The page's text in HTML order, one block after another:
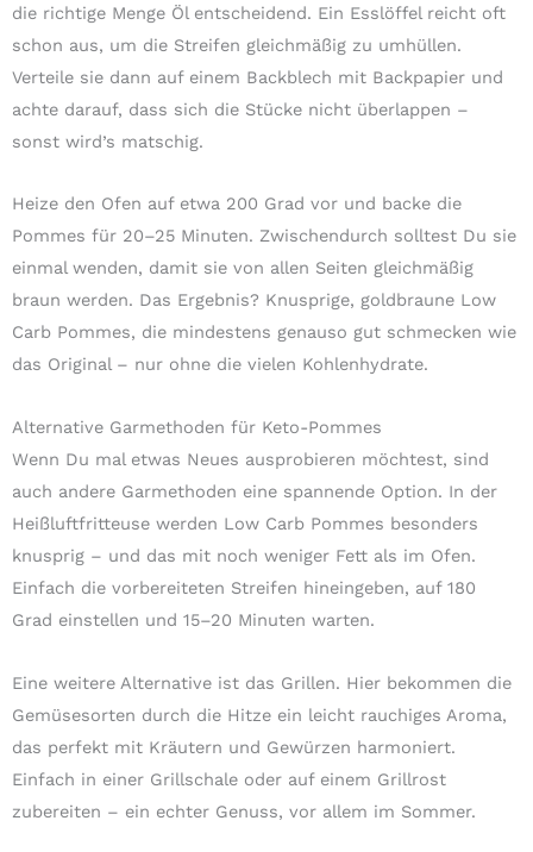
die richtige Menge Öl entscheidend. Ein Esslöffel reicht oft
schon aus, um die Streifen gleichmäßig zu umhüllen.
Verteile sie dann auf einem Backblech mit Backpapier und
achte darauf, dass sich die Stücke nicht überlappen –
sonst wird’s matschig.
Heize den Ofen auf etwa 200 Grad vor und backe die
Pommes für 20–25 Minuten. Zwischendurch solltest Du sie
einmal wenden, damit sie von allen Seiten gleichmäßig
braun werden. Das Ergebnis? Knusprige, goldbraune Low
Carb Pommes, die mindestens genauso gut schmecken wie
das Original – nur ohne die vielen Kohlenhydrate.
Alternative Garmethoden für Keto-Pommes
Wenn Du mal etwas Neues ausprobieren möchtest, sind
auch andere Garmethoden eine spannende Option. In der
Heißluftfritteuse werden Low Carb Pommes besonders
knusprig – und das mit noch weniger Fett als im Ofen.
Einfach die vorbereiteten Streifen hineingeben, auf 180
Grad einstellen und 15–20 Minuten warten.
Eine weitere Alternative ist das Grillen. Hier bekommen die
Gemüsesorten durch die Hitze ein leicht rauchiges Aroma,
das perfekt mit Kräutern und Gewürzen harmoniert.
Einfach in einer Grillschale oder auf einem Grillrost
zubereiten – ein echter Genuss, vor allem im Sommer.